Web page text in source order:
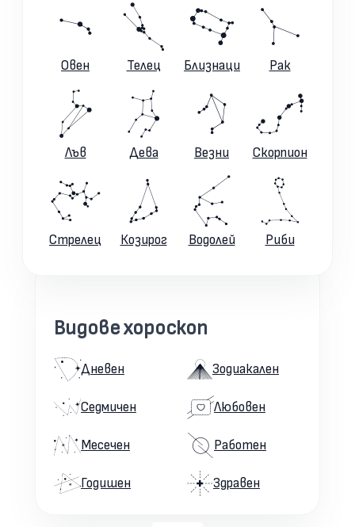
Овен Телец Близнаци Рак
Лъв Дева Везни Скорпион
Стрелец Козирог Водолей Риби
Видове хороскоп
Дневен
Седмичен
Месечен
Годишен
Зодиакален
Любовен
Работен
Здравен